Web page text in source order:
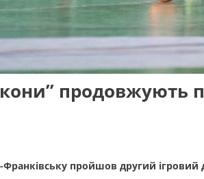
продовжують
Франківську пройшов другий ігровий